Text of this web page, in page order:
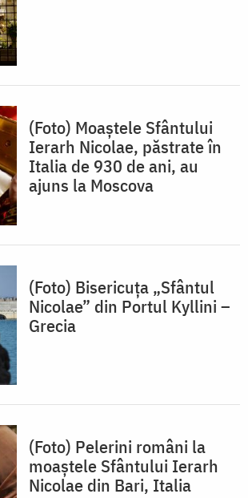
(Foto) Moaștele Sfântului
Ierarh Nicolae, păstrate în
Italia de 930 de ani, au
ajuns la Moscova
(Foto) Bisericuța „Sfântul
Nicolae” din Portul Kyllini –
Grecia
(Foto) Pelerini români la
moaștele Sfântului Ierarh
Nicolae din Bari, Italia